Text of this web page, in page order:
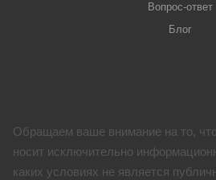
Вопрос-ответ
Блог
Обращаем ваше внимание на то,
носит исключительно
каких условиях не является